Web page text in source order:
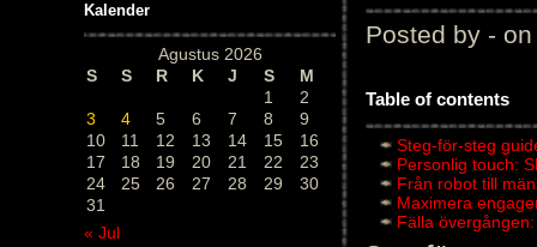
Kalender
Agustus 2026
S
S R K J S
M
1
2
3
4 5 6 7 8
9
10
11 12 13 14 15
16
17
18 19 20 21 22
23
24
25 26 27 28 29
30
31
« Jul
Posted by - on
Table of contents
Steg-för-steg
Personlig touch:
Från robot till
Maximera
Fälla